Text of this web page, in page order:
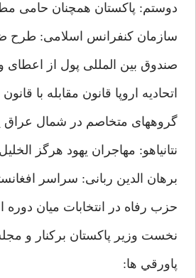
دوستم: پاكستان همچنان حامى
سازمان كنفرانس اسلامى: طرح
صندوق بين المللى پول از اعطاى
اتحاديه اروپا قانون مقابله با
گروههاى متخاصم در شمال عراق
نتانياهو: مهاجران يهود هرگز الخليل
برهان الدين ربانى: سراسر
حزب رفاه در انتخابات ميان دوره
نخست وزير پاكستان بركنار و مجلس
پاورقي ها: